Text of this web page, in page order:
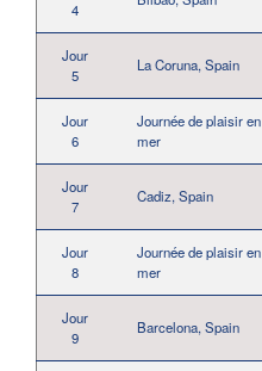
4
Jour
5
La Coruna, Spain
Jour
6
Journée de plaisir en
mer
Jour
7
Cadiz, Spain
Jour
8
Journée de plaisir en
mer
Jour
9
Barcelona, Spain